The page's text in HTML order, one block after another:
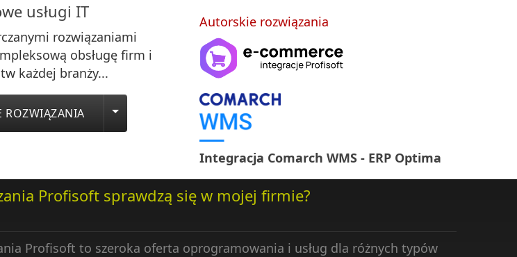
usługi IT
rozwiązaniami
obsługę firm i
każdej branży...
ROZWIĄZANIA
Autorskie rozwiązania
Integracja Comarch WMS - ERP Optima
Profisoft sprawdzą się w mojej firmie?
Profisoft to szeroka oferta oprogramowania i usług dla różnych typów